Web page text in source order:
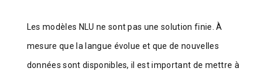
Les modèles NLU ne sont pas une solution finie. À
mesure que la langue évolue et que de nouvelles
données sont disponibles, il est important de mettre à